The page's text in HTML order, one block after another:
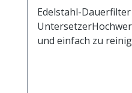
Edelstahl-
und einfach zu